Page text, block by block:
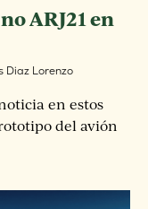
ARJ21 en
Diaz Lorenzo
en estos
del avión